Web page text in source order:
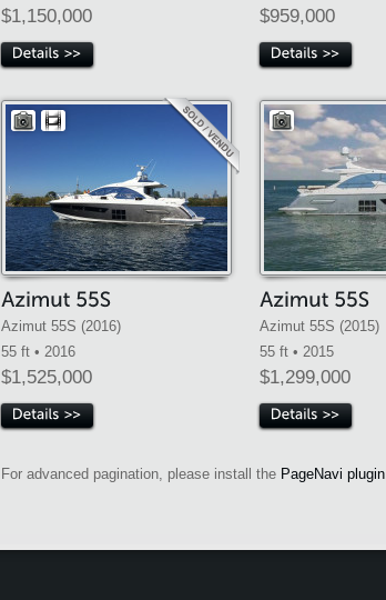
$1,150,000 $959,000
Azimut 55S (2016)
55 ft • 2016
$1,525,000
Azimut 55S (2015)
55 ft • 2015
$1,299,000
For advanced pagination, please install the PageNavi plugin